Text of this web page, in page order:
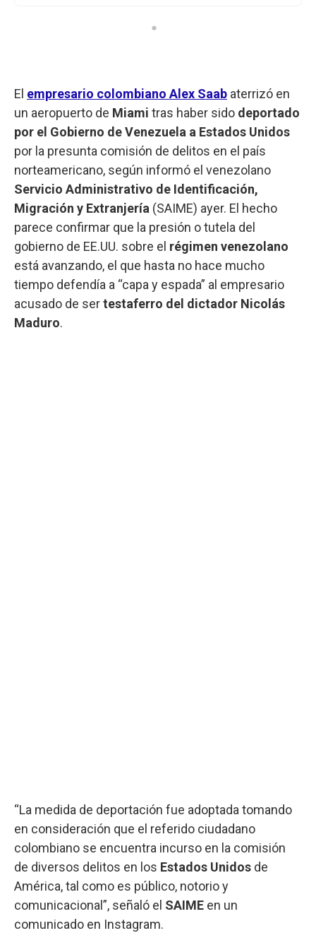
El empresario colombiano Alex Saab aterrizó en
un aeropuerto de Miami tras haber sido deportado
por el Gobierno de Venezuela a Estados Unidos
por la presunta comisión de delitos en el país
norteamericano, según informó el venezolano
Servicio Administrativo de Identificación,
Migración y Extranjería (SAIME) ayer. El hecho
parece confirmar que la presión o tutela del
gobierno de EE.UU. sobre el régimen venezolano
está avanzando, el que hasta no hace mucho
tiempo defendía a “capa y espada” al empresario
acusado de sertestaferro del dictador Nicolás
Maduro.
“La medida de deportación fue adoptada tomando
en consideración que el referido ciudadano
colombiano se encuentra incurso en la comisión
de diversos delitos en los Estados Unidos de
América, tal como es público, notorio y
comunicacional”, señaló el SAIME en un
comunicado en Instagram.